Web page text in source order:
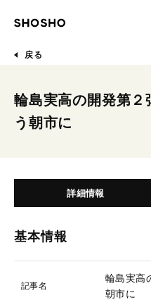
戻る
輪島実高の開発第
う朝市に
詳細情報
基本情報
記事名
輪島実高
朝市に